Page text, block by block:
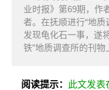
业时报》第69期，作
者。在抚顺进行“地
发现龟化石一事，遂
铁”地质调查所的刊物
阅读提示：
此文发表